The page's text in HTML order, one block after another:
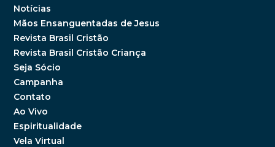
Notícias
Mãos Ensanguentadas de Jesus
Revista Brasil Cristão
Revista Brasil Cristão Criança
Seja Sócio
Campanha
Contato
Ao Vivo
Espiritualidade
Vela Virtual